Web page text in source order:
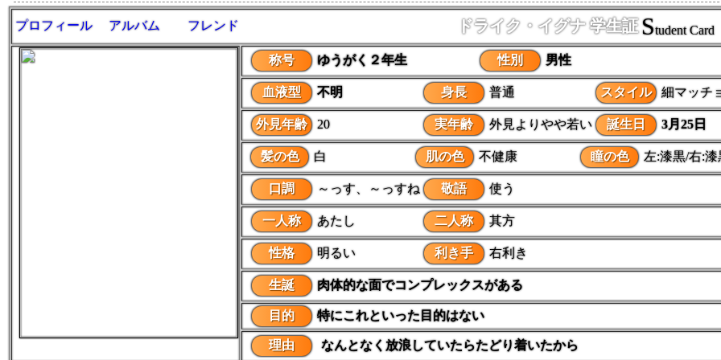
プロフィール アルバム フレンド ドライク・イグナ 学生証 Student Card
称号 ゆうがく２年生 性別 男性
血液型 不明 身長 普通 スタイル 細マッチ
外見年齢 20 実年齢 外見よりやや若い 誕生日 3月25日
髪の色 白 肌の色 不健康 瞳の色 左:漆黒/右:漆
口調 ～っす、～っすね 敬語 使う
一人称 あたし 二人称 其方
性格 明るい 利き手 右利き
生誕 肉体的な面でコンプレックスがある
目的 特にこれといった目的はない
理由 なんとなく放浪していたらたどり着いたから